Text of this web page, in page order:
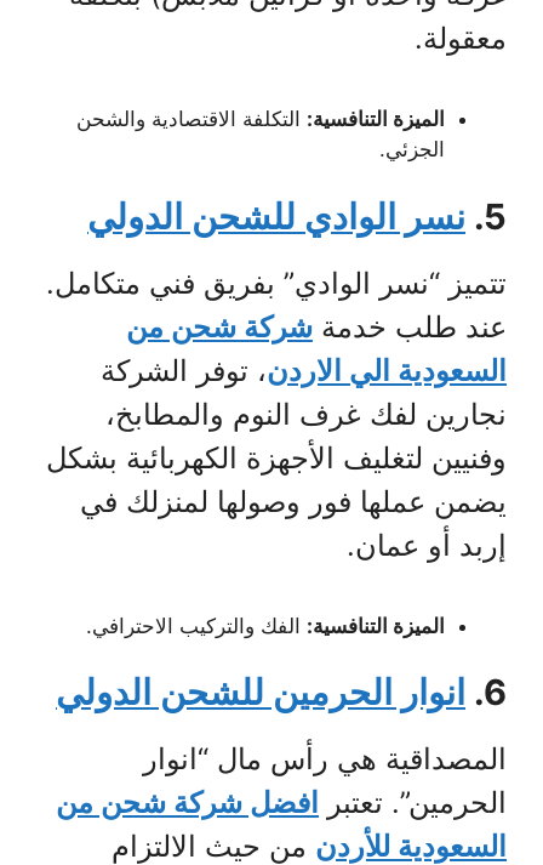
معقولة.
الميزة التنافسية: التكلفة الاقتصادية والشحن
الجزئي.
5. نسر الوادي للشحن الدولي
تتميز “نسر الوادي” بفريق فني متكامل.
عند طلب خدمة شركة شحن من
السعودية الي الاردن، توفر الشركة
نجارين لفك غرف النوم والمطابخ،
وفنيين لتغليف الأجهزة الكهربائية بشكل
يضمن عملها فور وصولها لمنزلك في
إربد أو عمان.
الميزة التنافسية: الفك والتركيب الاحترافي.
6. انوار الحرمين للشحن الدولي
المصداقية هي رأس مال “انوار
الحرمين”. تعتبر
افضل شركة شحن من
السعودية للأردن من حيث الالتزام